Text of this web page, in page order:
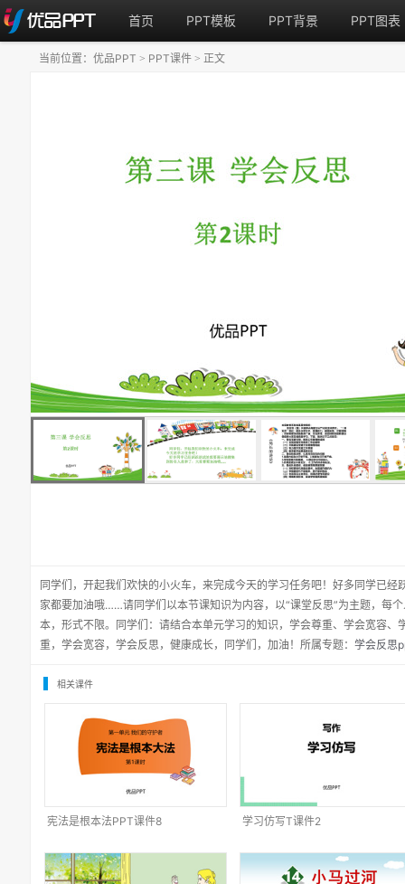
首页 PPT模板 PPT背景 PPT图表
同学们，开起我们欢快的小火车，来完成今天的学习任务吧！好多同学已
家都要加油哦……请同学们以本节课知识为内容，以“课堂反思”为主题，每
本，形式不限。同学们：请结合本单元学习的知识，学会尊重、学会宽容、
重，学会宽容，学会反思，健康成长，同学们，加油！所属专题： 学会反思
当前位置： 优品PPT > PPT课件 > 正文
相关课件
宪法是根本法PPT课件8 学习仿写T课件2